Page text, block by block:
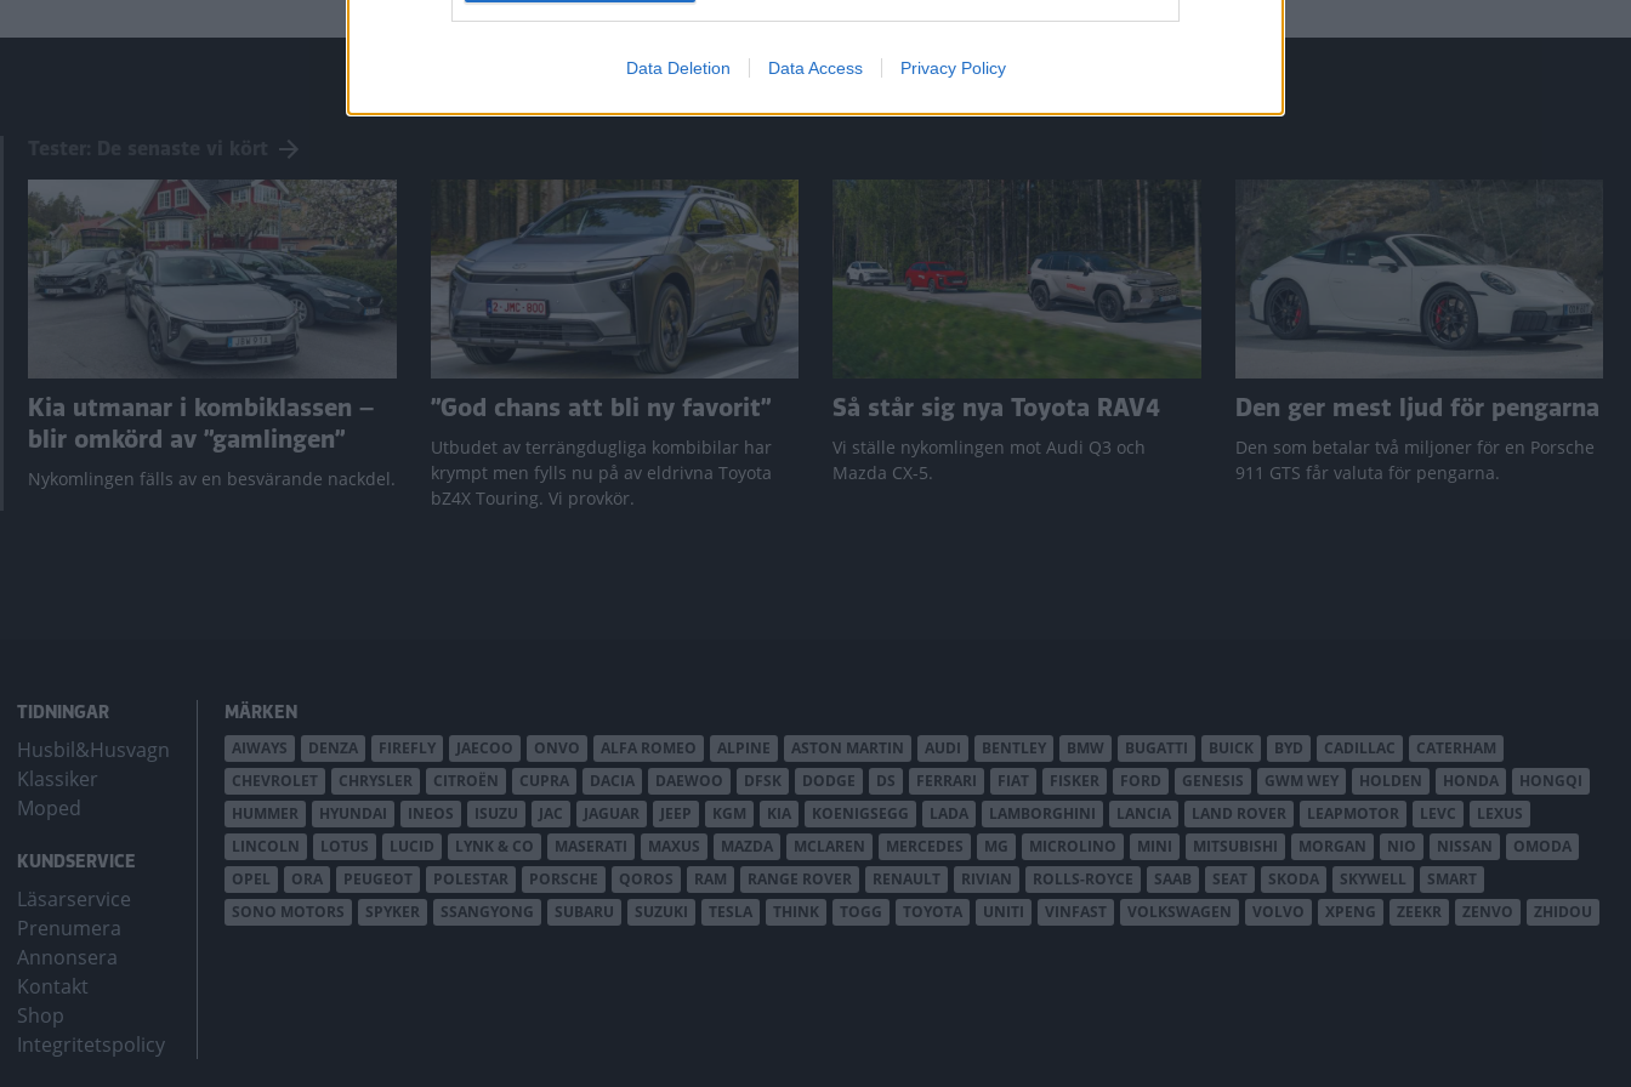
Data Deletion Data Access Privacy Policy
Kia utmanar i kombiklassen –
blir omkörd av ”gamlingen”
Nykomlingen fälls av en besvärande nackdel.
”God chans att bli ny favorit”
Utbudet av terrängdugliga kombibilar har
krympt men fylls nu på av eldrivna Toyota
bZ4X Touring. Vi provkör.
Så står sig nya Toyota RAV4
Vi ställe nykomlingen mot Audi Q3 och
Mazda CX-5.
Den ger mest ljud för pengarna
Den som betalar två miljoner för en Porsche
911 GTS får valuta för pengarna.
TIDNINGAR
Husbil&Husvagn
Klassiker
Moped
KUNDSERVICE
Läsarservice
Prenumera
Annonsera
Kontakt
Shop
Integritetspolicy
MÄRKEN
AIWAYS DENZA FIREFLY JAECOO ONVO ALFA ROMEO ALPINE ASTON MARTIN AUDI BENTLEY BMW BUGATTI BUICK BYD CADILLAC
CATERHAM
CHEVROLET
CHRYSLER CITROËN CUPRA DACIA DAEWOO DFSK DODGE DS FERRARI FIAT FISKER FORD GENESIS GWM WEY HOLDEN HONDA
HONGQI
HUMMER
HYUNDAI INEOS ISUZU JAC JAGUAR JEEP KGM KIA KOENIGSEGG LADA LAMBORGHINI LANCIA LAND ROVER LEAPMOTOR LEVC
LEXUS
LINCOLN
LOTUS LUCID LYNK & CO MASERATI MAXUS MAZDA MCLAREN MERCEDES MG MICROLINO MINI MITSUBISHI MORGAN NIO NISSAN
OMODA
OPEL
ORA PEUGEOT POLESTAR PORSCHE QOROS RAM RANGE ROVER RENAULT RIVIAN ROLLS-ROYCE SAAB SEAT SKODA SKYWELL
SMART
SONO MOTORS
SPYKER SSANGYONG SUBARU SUZUKI TESLA THINK TOGG TOYOTA UNITI VINFAST VOLKSWAGEN VOLVO XPENG ZEEKR ZENVO ZHIDOU